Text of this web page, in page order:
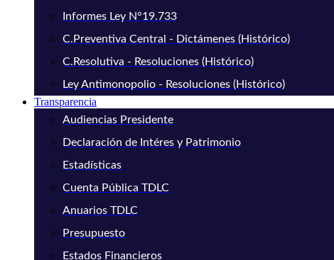
Informes Ley N°19.733
C.Preventiva Central - Dictámenes (Histórico)
C.Resolutiva - Resoluciones (Histórico)
Ley Antimonopolio - Resoluciones (Histórico)
Transparencia
Audiencias Presidente
Declaración de Intéres y Patrimonio
Estadísticas
Cuenta Pública TDLC
Anuarios TDLC
Presupuesto
Estados Financieros